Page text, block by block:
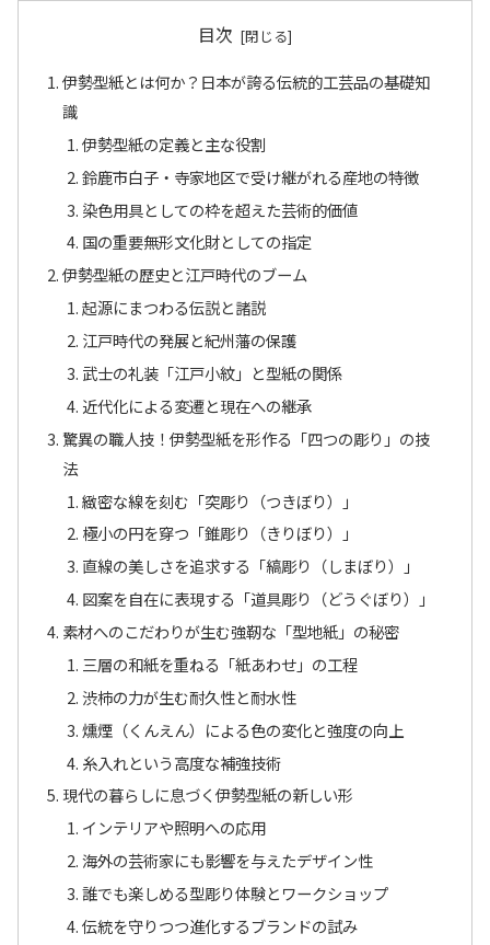
目次
伊勢型紙とは何か？日本が誇る伝統的工芸品の基礎知
識
伊勢型紙の定義と主な役割
鈴鹿市白子・寺家地区で受け継がれる産地の特徴
染色用具としての枠を超えた芸術的価値
国の重要無形文化財としての指定
伊勢型紙の歴史と江戸時代のブーム
起源にまつわる伝説と諸説
江戸時代の発展と紀州藩の保護
武士の礼装「江戸小紋」と型紙の関係
近代化による変遷と現在への継承
驚異の職人技！伊勢型紙を形作る「四つの彫り」の技
法
緻密な線を刻む「突彫り（つきぼり）」
極小の円を穿つ「錐彫り（きりぼり）」
直線の美しさを追求する「縞彫り（しまぼり）」
図案を自在に表現する「道具彫り（どうぐぼり）」
素材へのこだわりが生む強靭な「型地紙」の秘密
三層の和紙を重ねる「紙あわせ」の工程
渋柿の力が生む耐久性と耐水性
燻煙（くんえん）による色の変化と強度の向上
糸入れという高度な補強技術
現代の暮らしに息づく伊勢型紙の新しい形
インテリアや照明への応用
海外の芸術家にも影響を与えたデザイン性
誰でも楽しめる型彫り体験とワークショップ
伝統を守りつつ進化するブランドの試み